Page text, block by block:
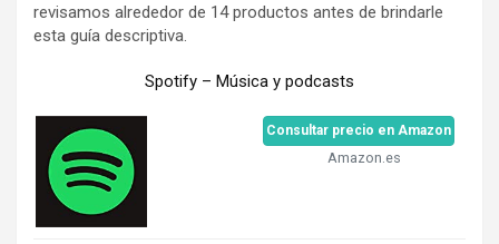
revisamos alrededor de 14 productos antes de brindarle
esta guía descriptiva.
Spotify – Música y podcasts
Consultar precio en Amazon
Amazon.es